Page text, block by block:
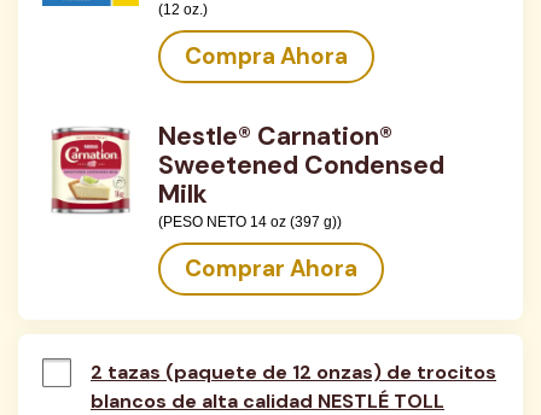
(12 oz.)
Compra Ahora
Nestle® Carnation®
Sweetened Condensed
Milk
(PESO NETO 14 oz (397 g))
Comprar Ahora
2 tazas (paquete de 12 onzas) de trocitos
blancos de alta calidad NESTLÉ TOLL